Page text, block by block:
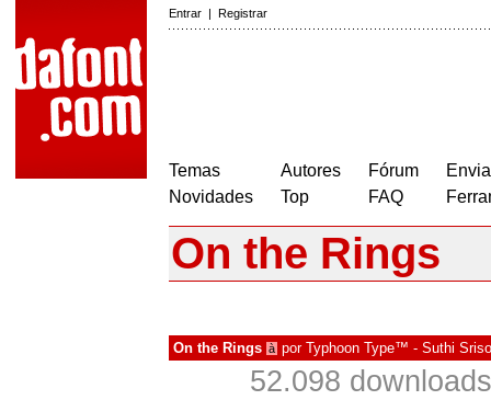
Entrar | Registrar
Temas
Novidades
Autores
Top
Fórum
FAQ
On the Rings
On the Rings à por Typhoon Type™ - Suthi
52.098